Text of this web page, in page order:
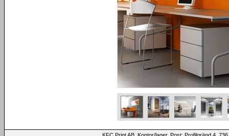
KFC Print AB, Kontor/lager, Post: Profilgränd 4,